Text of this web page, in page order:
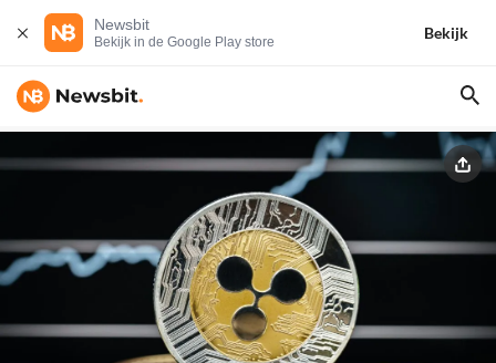
Newsbit
Bekijk in de Google Play store
Bekijk